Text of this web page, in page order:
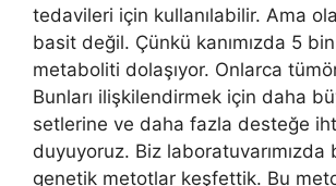
tedavileri için kullanılabilir. Ama
basit değil. Çünkü kanımızda 5
metaboliti dolaşıyor. Onlarca
Bunları ilişkilendirmek için daha
setlerine ve daha fazla desteğe
duyuyoruz. Biz laboratuvarımızda
genetik metotlar keşfettik. Bu